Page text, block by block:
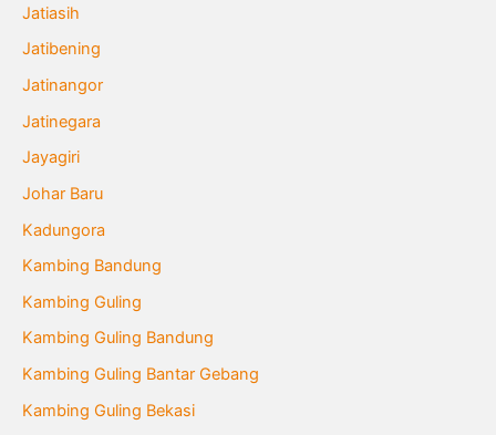
Jatiasih
Jatibening
Jatinangor
Jatinegara
Jayagiri
Johar Baru
Kadungora
Kambing Bandung
Kambing Guling
Kambing Guling Bandung
Kambing Guling Bantar Gebang
Kambing Guling Bekasi